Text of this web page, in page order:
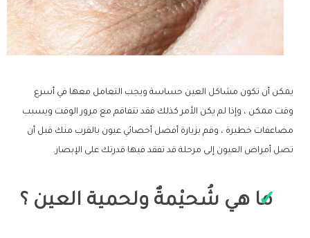
يمكن أن تكون مشاكل العين حساسة ويجب التعامل معها في أسرع
وقت ممكن ، وإذا لم يكن الأمر كذلك فقد تتفاقم مع مرور الوقت ويسبب
مضاعفات خطيرة ، وقم بزيارة أفضل أخصائي عيون بالقرب منك قبل أن
تصل أمراض العيون إلى مرحلة قد تفقد فيها قدرتك على الإبصار.
ما هي شُحيْمةٌ ولحمية العين ؟